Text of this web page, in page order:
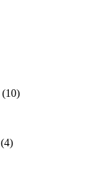
(10)
(4)